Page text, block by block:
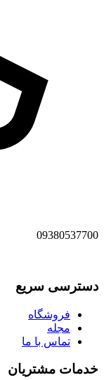
09380537700
دسترسی سریع
فروشگاه
مجله
تماس با ما
خدمات مشتریان